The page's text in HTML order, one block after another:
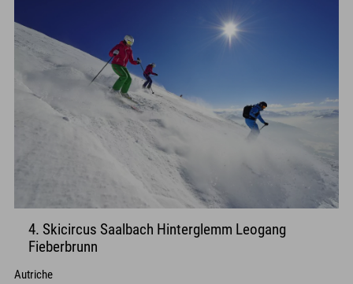
4. Skicircus Saalbach Hinterglemm Leogang
Fieberbrunn
Autriche